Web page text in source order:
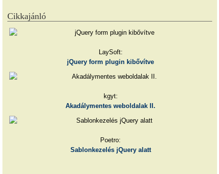
Cikkajánló
LaySoft:
jQuery form plugin kibővítve
kgyt:
Akadálymentes weboldalak II.
Poetro:
Sablonkezelés jQuery alatt